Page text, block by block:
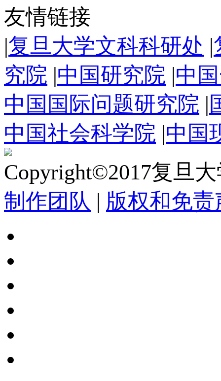
友情链接
|复旦大学文科科研处 |
究院 |中国研究院 |中
中国国际问题研究院 |
中国社会科学院 |中国
Copyright©2017复旦
制作团队 | 版权和免责